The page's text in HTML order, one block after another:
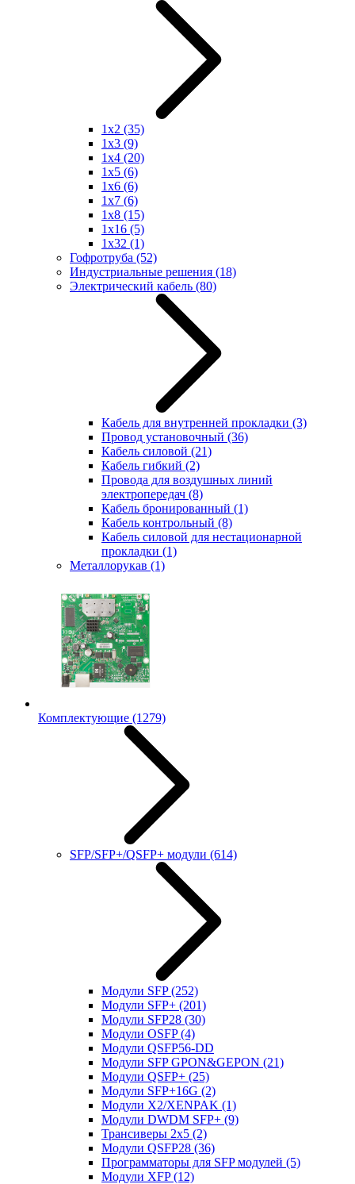
1x2 (35)
1x3 (9)
1x4 (20)
1x5 (6)
1x6 (6)
1x7 (6)
1x8 (15)
1x16 (5)
1x32 (1)
Гофротруба (52)
Индустриальные решения (18)
Электрический кабель (80)
Кабель для внутренней прокладки (3)
Провод установочный (36)
Кабель силовой (21)
Кабель гибкий (2)
Провода для воздушных линий
электропередач (8)
Кабель бронированный (1)
Кабель контрольный (8)
Кабель силовой для нестационарной
прокладки (1)
Металлорукав (1)
Комплектующие (1279)
SFP/SFP+/QSFP+ модули (614)
Модули SFP(252)
Модули SFP+ (201)
Модули SFP28 (30)
Модули OSFP(4)
Модули QSFP56-DD
Модули SFP GPON&GEPON (21)
Модули QSFP+ (25)
Модули SFP+16G (2)
Модули X2/XENPAK (1)
Модули DWDM SFP+ (9)
Трансиверы 2x5 (2)
Модули QSFP28 (36)
Программаторы для SFP модулей (5)
Модули XFP(12)